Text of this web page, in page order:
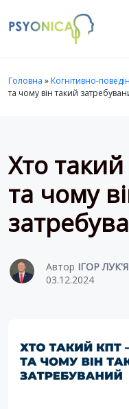
Головна » Когнітивно-
та чому він такий
Хто
та чому
Автор ІГОР
03.12.2024